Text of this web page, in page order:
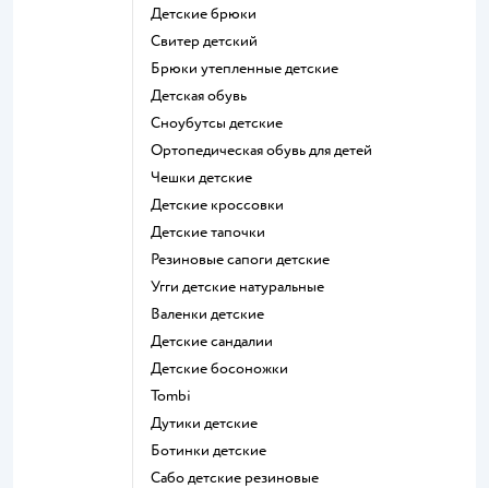
Детские брюки
Свитер детский
Брюки утепленные детские
Детская обувь
Сноубутсы детские
Ортопедическая обувь для детей
Чешки детские
Детские кроссовки
Детские тапочки
Резиновые сапоги детские
Угги детские натуральные
Валенки детские
Детские сандалии
Детские босоножки
Tombi
Дутики детские
Ботинки детские
Сабо детские резиновые